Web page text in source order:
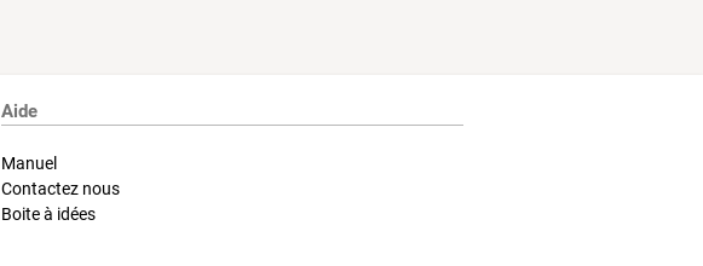
Aide
Manuel
Contactez nous
Boite à idées